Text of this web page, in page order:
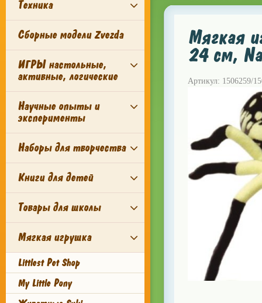
Техника
Сборные модели Zvezda
ИГРЫ настольные,
активные, логические
Научные опыты и
эксперименты
Наборы для творчества
Книги для детей
Товары для школы
Мягкая игрушка
Littlest Pet Shop
My Little Pony
Мягкая
24 см,
Артикул: 1506259/